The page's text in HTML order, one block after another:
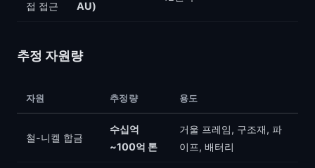
접 접근
AU)
추정 자원량
자원 추정량 용도
철-니켈 합금
수십억
~100억 톤
거울 프레임, 구조재, 파
이프, 배터리